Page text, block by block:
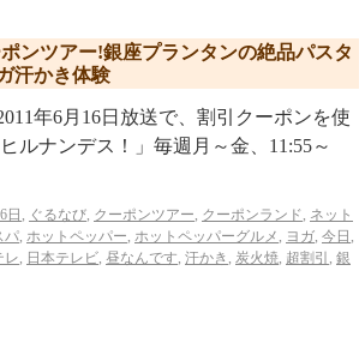
ンツアー!銀座プランタンの絶品パスタ
汗かき体験
年6月16日放送で、割引クーポンを使
ルナンデス！」毎週月～金、11:55～
日 , ぐるなび, クーポンツアー, クーポンランド, ネット
パ, ホットペッパー, ホットペッパーグルメ , ヨガ, 今日 ,
レ, 日本テレビ, 昼なんです, 汗かき , 炭火焼, 超割引 , 銀